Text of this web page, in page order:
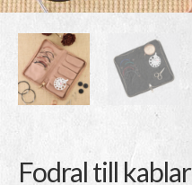
Fodral till kablar